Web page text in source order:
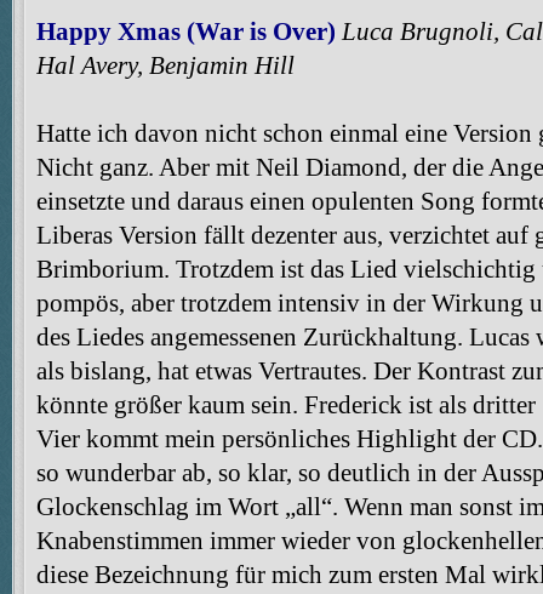
Happy Xmas (War is Over) Luca Brugnoli,
Hal Avery, Benjamin Hill
Hatte ich davon nicht schon einmal eine
Nicht ganz. Aber mit Neil Diamond, der die
einsetzte und daraus einen opulenten Song
Liberas Version fällt dezenter aus, verzichtet auf
Brimborium. Trotzdem ist das Lied
pompös, aber trotzdem intensiv in der Wirkung
des Liedes angemessenen Zurückhaltung.
als bislang, hat etwas Vertrautes. Der Kontrast
könnte größer kaum sein. Frederick ist als
Vier kommt mein persönliches Highlight der
so wunderbar ab, so klar, so deutlich in der
Glockenschlag im Wort „all“. Wenn man sonst
Knabenstimmen immer wieder von
diese Bezeichnung für mich zum ersten Mal